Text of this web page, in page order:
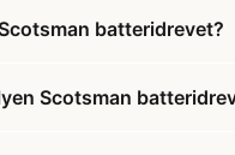
batteridrevet?
Scotsman